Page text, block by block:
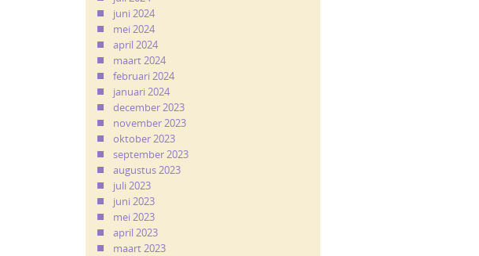
juni 2024
mei 2024
april 2024
maart 2024
februari 2024
januari 2024
december 2023
november 2023
oktober 2023
september 2023
augustus 2023
juli 2023
juni 2023
mei 2023
april 2023
maart 2023